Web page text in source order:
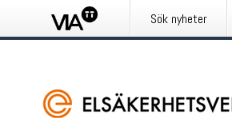
Sök nyheter